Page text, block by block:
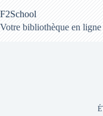
au
contenu
F2School
Votre bibliothèque en ligne